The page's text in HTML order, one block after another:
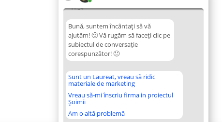
11:34
Bună, suntem încântați să vă
ajutăm! 🙂 Vă rugăm să faceți clic pe
subiectul de conversație
corespunzător! 🙂
Sunt un Laureat, vreau să ridic
materiale de marketing
Vreau să-mi înscriu firma in proiectul
Șoimii
Am o altă problemă